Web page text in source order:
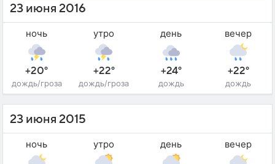
23 июня 2016
ночь
+20°
дождь/гроза
утро
+22°
дождь/гроза
день
+24°
дождь
вечер
+22°
дождь
23 июня 2015
ночь утро день вечер